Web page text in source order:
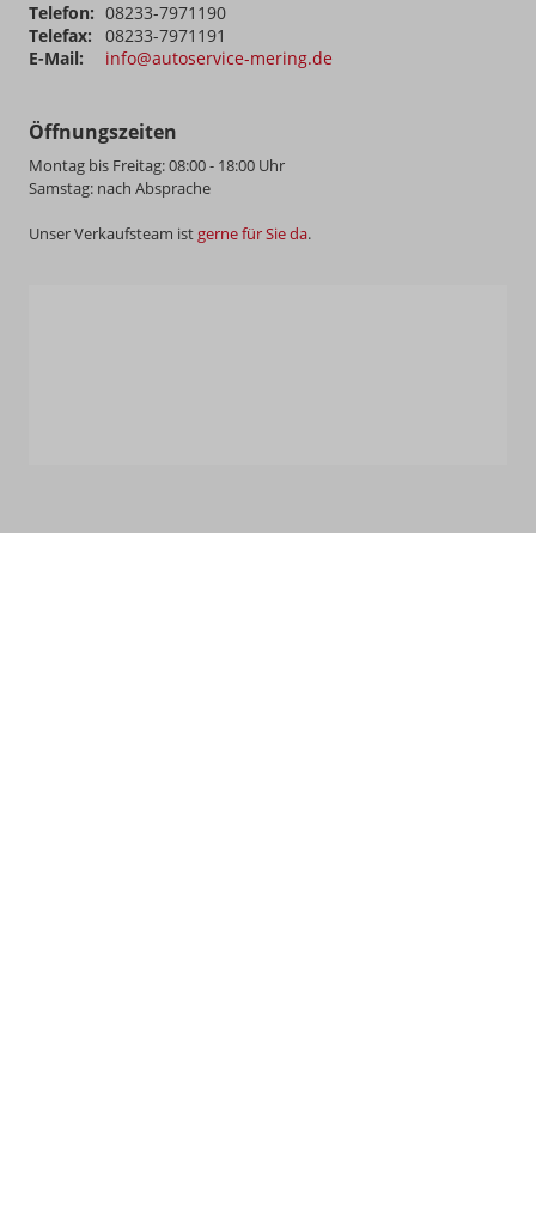
Telefon: 08233-7971190
Telefax:
08233-7971191
E-Mail:
info@autoservice-mering.de
Öffnungszeiten
Montag bis Freitag: 08:00 - 18:00 Uhr
Samstag: nach Absprache
Unser Verkaufsteam ist gerne für Sie da.